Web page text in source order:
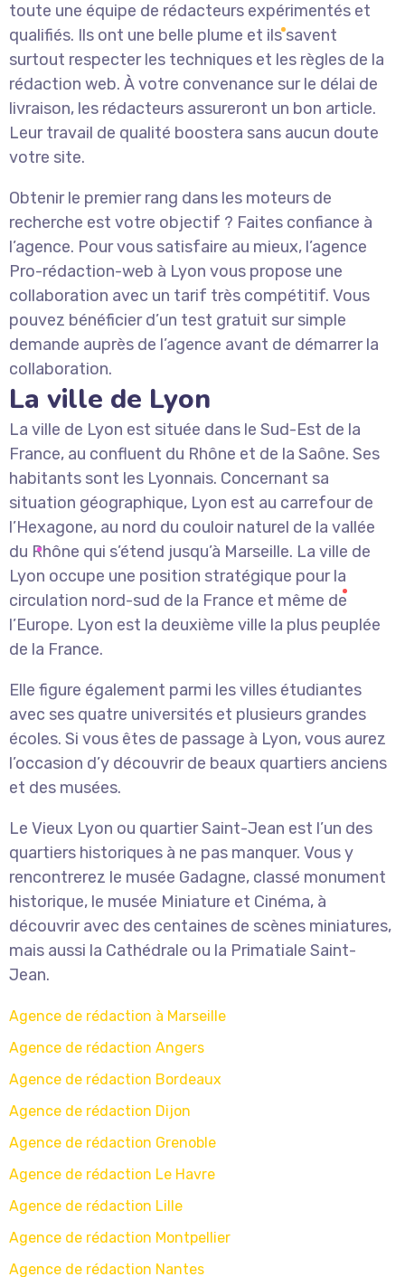
toute une équipe de rédacteurs expérimentés et
qualifiés. Ils ont une belle plume et ils savent
surtout respecter les techniques et les règles de la
rédaction web. À votre convenance sur le délai de
livraison, les rédacteurs assureront un bon article.
Leur travail de qualité boostera sans aucun doute
votre site.
Obtenir le premier rang dans les moteurs de
recherche est votre objectif ? Faites confiance à
l’agence. Pour vous satisfaire au mieux, l’agence
Pro-rédaction-web à Lyon vous propose une
collaboration avec un tarif très compétitif. Vous
pouvez bénéficier d’un test gratuit sur simple
demande auprès de l’agence avant de démarrer la
collaboration.
La ville de Lyon
La ville de Lyon est située dans le Sud-Est de la
France, au confluent du Rhône et de la Saône. Ses
habitants sont les Lyonnais. Concernant sa
situation géographique, Lyon est au carrefour de
l’Hexagone, au nord du couloir naturel de la vallée
du Rhône qui s’étend jusqu’à Marseille. La ville de
Lyon occupe une position stratégique pour la
circulation nord-sud de la France et même de
l’Europe. Lyon est la deuxième ville la plus peuplée
de la France.
Elle figure également parmi les villes étudiantes
avec ses quatre universités et plusieurs grandes
écoles. Si vous êtes de passage à Lyon, vous aurez
l’occasion d’y découvrir de beaux quartiers anciens
et des musées.
Le Vieux Lyon ou quartier Saint-Jean est l’un des
quartiers historiques à ne pas manquer. Vous y
rencontrerez le musée Gadagne, classé monument
historique, le musée Miniature et Cinéma, à
découvrir avec des centaines de scènes miniatures,
mais aussi la Cathédrale ou la Primatiale Saint-
Jean.
Agence de rédaction à Marseille
Agence de rédaction Angers
Agence de rédaction Bordeaux
Agence de rédaction Dijon
Agence de rédaction Grenoble
Agence de rédaction Le Havre
Agence de rédaction Lille
Agence de rédaction Montpellier
Agence de rédaction Nantes